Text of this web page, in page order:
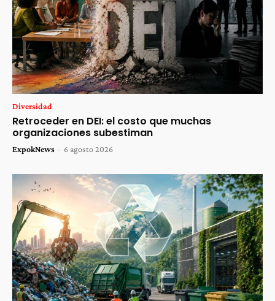
Diversidad
Retroceder en DEI: el costo que muchas
organizaciones subestiman
ExpokNews - 6 agosto 2026